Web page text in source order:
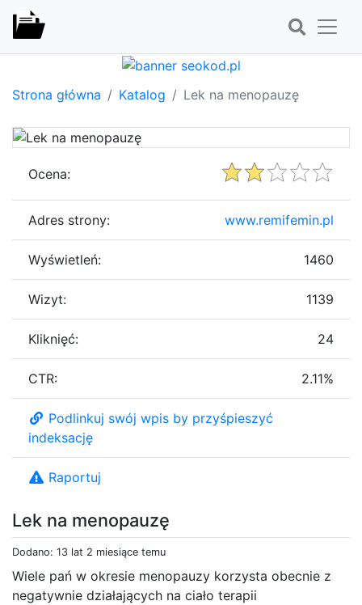
Strona główna Katalog Lek na menopauzę
Lek na menopauzę
Dodano: 13 lat 2 miesiące temu
Wiele pań w okresie menopauzy korzysta obecnie z
negatywnie działających na ciało terapii
Ocena:
Adres strony: www.remifemin.pl
Wyświetleń: 1460
Wizyt: 1139
Kliknięć: 24
CTR: 2.11%
Podlinkuj swój wpis by przyśpieszyć
indeksację
Raportuj